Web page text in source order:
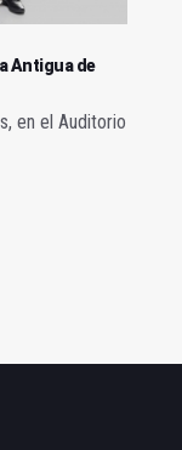
Antigua de
en el Auditorio